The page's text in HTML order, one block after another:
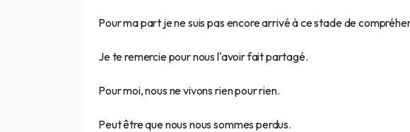
Pour ma part je ne suis pas encore arrivé à ce stade de
Je te remercie pour nous l'avoir fait partagé.
Pour moi, nous ne vivons rien pour rien.
Peut être que nous nous sommes perdus.